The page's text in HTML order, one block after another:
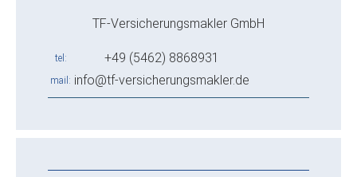
TF-Versicherungsmakler GmbH
tel +49 (5462) 8868931
mail info@tf-versicherungsmakler.de